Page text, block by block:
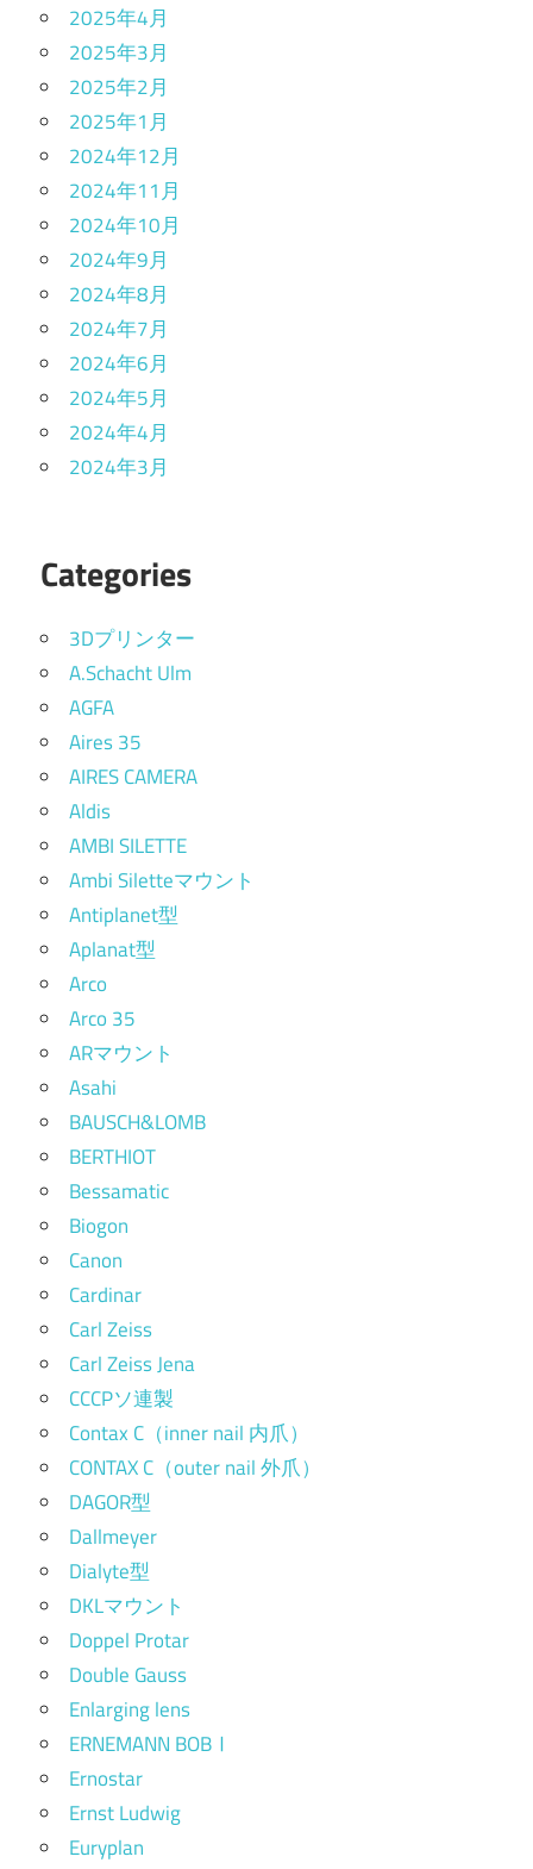
2025年4月
2025年3月
2025年2月
2025年1月
2024年12月
2024年11月
2024年10月
2024年9月
2024年8月
2024年7月
2024年6月
2024年5月
2024年4月
2024年3月
Categories
3Dプリンター
A.Schacht Ulm
AGFA
Aires 35
AIRES CAMERA
Aldis
AMBI SILETTE
Ambi Siletteマウント
Antiplanet型
Aplanat型
Arco
Arco 35
ARマウント
Asahi
BAUSCH&LOMB
BERTHIOT
Bessamatic
Biogon
Canon
Cardinar
Carl Zeiss
Carl Zeiss Jena
CCCPソ連製
Contax C（inner nail 内爪）
CONTAX C（outer nail 外爪）
DAGOR型
Dallmeyer
Dialyte型
DKLマウント
Doppel Protar
Double Gauss
Enlarging lens
ERNEMANN BOBⅠ
Ernostar
Ernst Ludwig
Euryplan